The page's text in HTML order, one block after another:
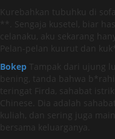
Kurebahkan tubuhku di
**. Sengaja kusetel, biar
celanaku, aku sekarang
Pelan-pelan kuurut dan
Bokep Tampak dari ujung
bening, tanda bahwa
teringat Firda, sahabat
Chinese. Dia adalah
kuliah, dan sering juga
bersama keluarganya.